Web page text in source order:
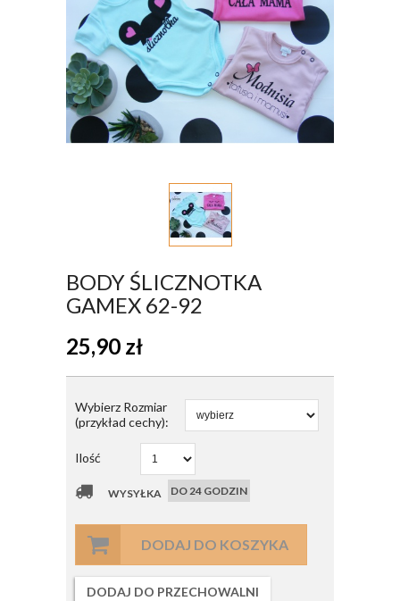
BODY ŚLICZNOTKA
GAMEX 62-92
25,90 zł
Wybierz Rozmiar
(przykład cechy):
Ilość
WYSYŁKA DO 24 GODZIN
DODAJ DO KOSZYKA
DODAJ DO PRZECHOWALNI